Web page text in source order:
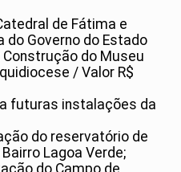
de Fátima e
do Governo do Estado
do Museu
/ Valor R$
futuras instalações da
do reservatório de
Lagoa Verde;
do Campo de